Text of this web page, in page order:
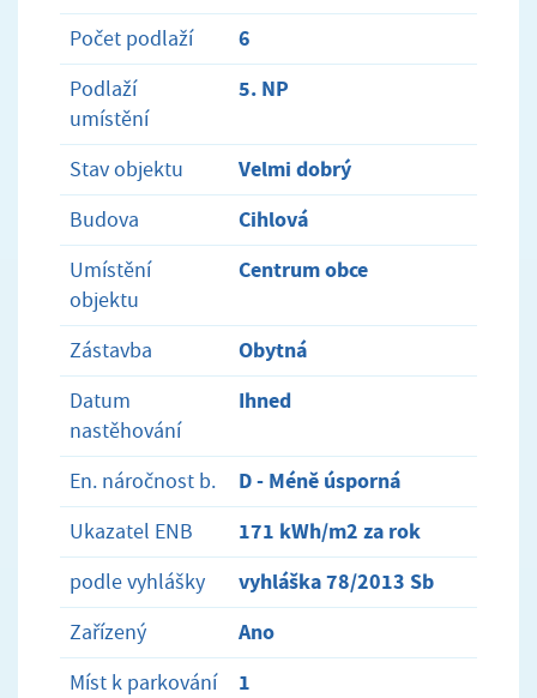
Počet podlaží 6
Podlaží
umístění
5. NP
Stav objektu Velmi dobrý
Budova Cihlová
Umístění
objektu
Centrum obce
Zástavba Obytná
Datum
nastěhování
Ihned
En. náročnost b. D - Méně úsporná
Ukazatel ENB 171 kWh/m2 za rok
podle vyhlášky vyhláška 78/2013 Sb
Zařízený Ano
Míst k parkování 1